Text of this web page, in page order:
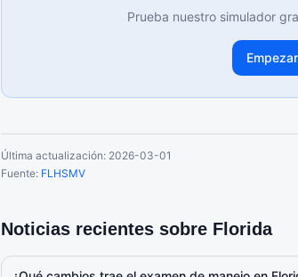
Prueba nuestro simulador
Última actualización: 2026-03-01
Fuente: FLHSMV
Noticias recientes sobre Florida